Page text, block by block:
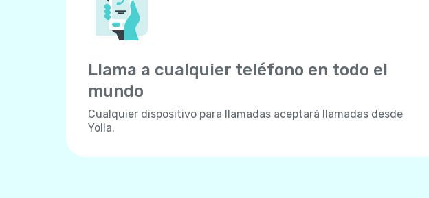
Llama a cualquier teléfono en todo el
mundo
Cualquier dispositivo para llamadas aceptará llamadas desde
Yolla.